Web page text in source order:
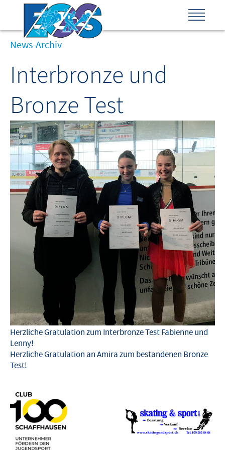
News-Archiv
Interbronze und
Bronze Test
Herzliche Gratulation zum Interbronze Test Fabienne und
Lenny!
Herzliche Gratulation an Amira zum bestandenen Bronze
Test!